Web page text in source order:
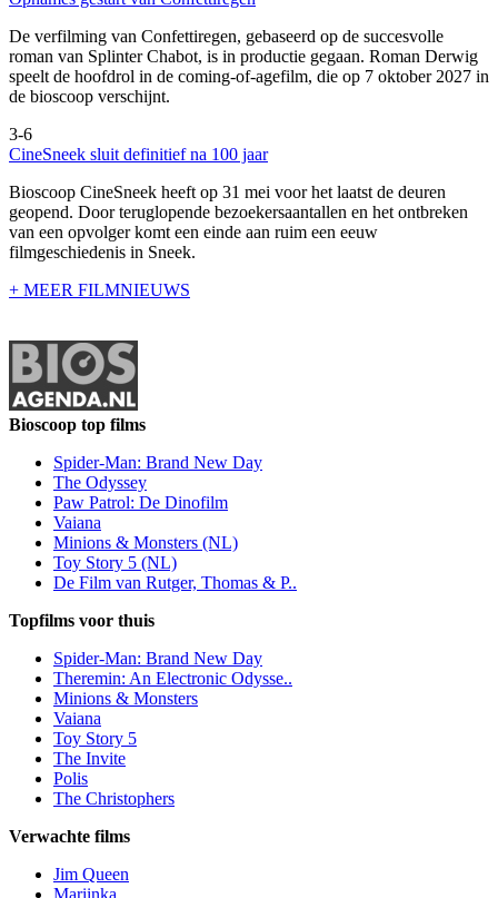
De verfilming van Confettiregen, gebaseerd op de succesvolle
roman van Splinter Chabot, is in productie gegaan. Roman Derwig
speelt de hoofdrol in de coming-of-agefilm, die op 7 oktober 2027 in
de bioscoop verschijnt.
3-6
CineSneek sluit definitief na 100 jaar
Bioscoop CineSneek heeft op 31 mei voor het laatst de deuren
geopend. Door teruglopende bezoekersaantallen en het ontbreken
van een opvolger komt een einde aan ruim een eeuw
filmgeschiedenis in Sneek.
+ MEER FILMNIEUWS
Bioscoop top films
Spider-Man: Brand New Day
The Odyssey
Paw Patrol: De Dinofilm
Vaiana
Minions & Monsters (NL)
Toy Story 5 (NL)
De Film van Rutger, Thomas & P..
Topfilms voor thuis
Spider-Man: Brand New Day
Theremin: An Electronic Odysse..
Minions & Monsters
Vaiana
Toy Story 5
The Invite
Polis
The Christophers
Verwachte films
Jim Queen
Mariinka